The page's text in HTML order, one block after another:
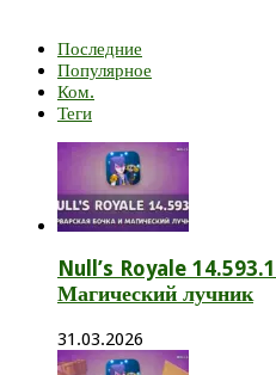
Последние
Популярное
Ком.
Теги
Null’s Royale
Магический лучник
31.03.2026